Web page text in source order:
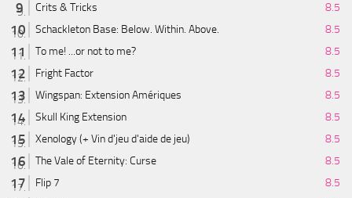
Crits & Tricks
8.5
Schackleton Base: Below. Within. Above.
8.5
To me! ...or not to me?
8.5
Fright Factor
8.5
Wingspan: Extension Amériques
8.5
Skull King Extension
8.5
Xenology (+ Vin d'jeu d'aide de jeu)
8.5
The Vale of Eternity: Curse
8.5
Flip 7
8.5